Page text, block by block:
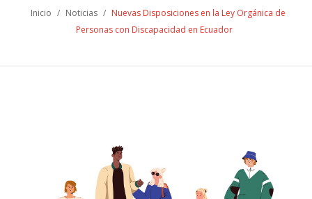
Inicio / Noticias / Nuevas Disposiciones en la Ley Orgánica de
Personas con Discapacidad en Ecuador